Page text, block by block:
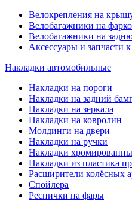
Велокрепления на
Велобагажники на
Велобагажники на
Аксессуары и запчасти
Накладки автомобильные
Накладки на пороги
Накладки на задний
Накладки на зеркала
Накладки на ковролин
Молдинги на двери
Накладки на ручки
Накладки
Накладки из пластика
Расширители колёсных
Спойлера
Реснички на фары